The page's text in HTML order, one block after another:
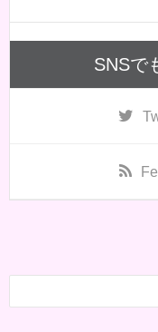
SNSで